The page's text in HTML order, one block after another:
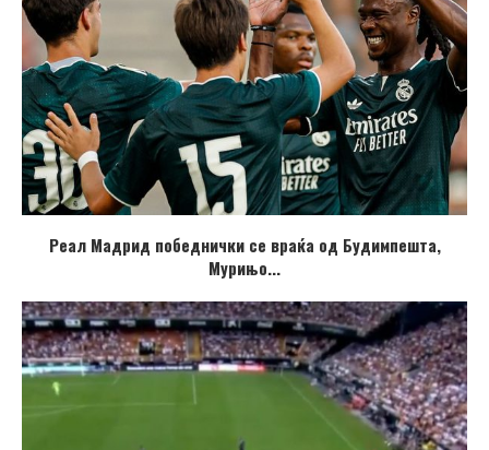
Реал Мадрид победнички се враќа од Будимпешта,
Мурињо...